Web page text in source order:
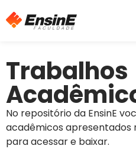
Trabalhos
No repositório da EnsinE
acadêmicos apresentados
para acessar e baixar.